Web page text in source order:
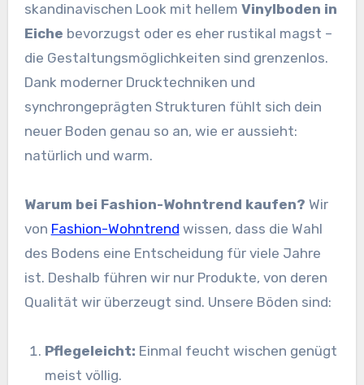
skandinavischen Look mit hellem Vinylboden in
Eiche bevorzugst oder es eher rustikal magst –
die Gestaltungsmöglichkeiten sind grenzenlos.
Dank moderner Drucktechniken und
synchrongeprägten Strukturen fühlt sich dein
neuer Boden genau so an, wie er aussieht:
natürlich und warm.
Warum bei Fashion-Wohntrend kaufen? Wir
von Fashion-Wohntrend wissen, dass die Wahl
des Bodens eine Entscheidung für viele Jahre
ist. Deshalb führen wir nur Produkte, von deren
Qualität wir überzeugt sind. Unsere Böden sind:
Pflegeleicht: Einmal feucht wischen genügt
meist völlig.